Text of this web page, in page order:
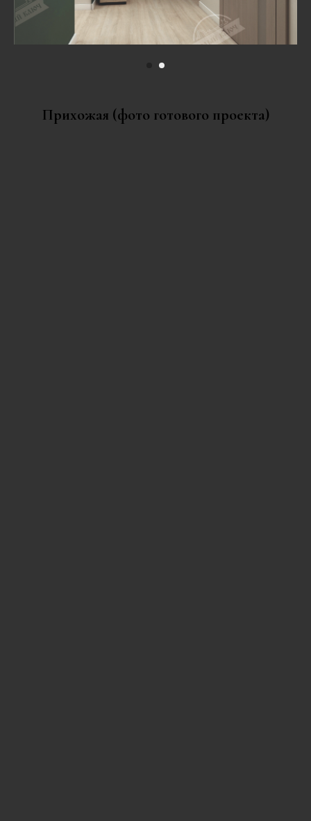
Прихожая (фото готового проекта)